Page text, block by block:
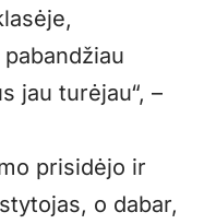
jau turėjau“, –
prisidėjo ir
o dabar,